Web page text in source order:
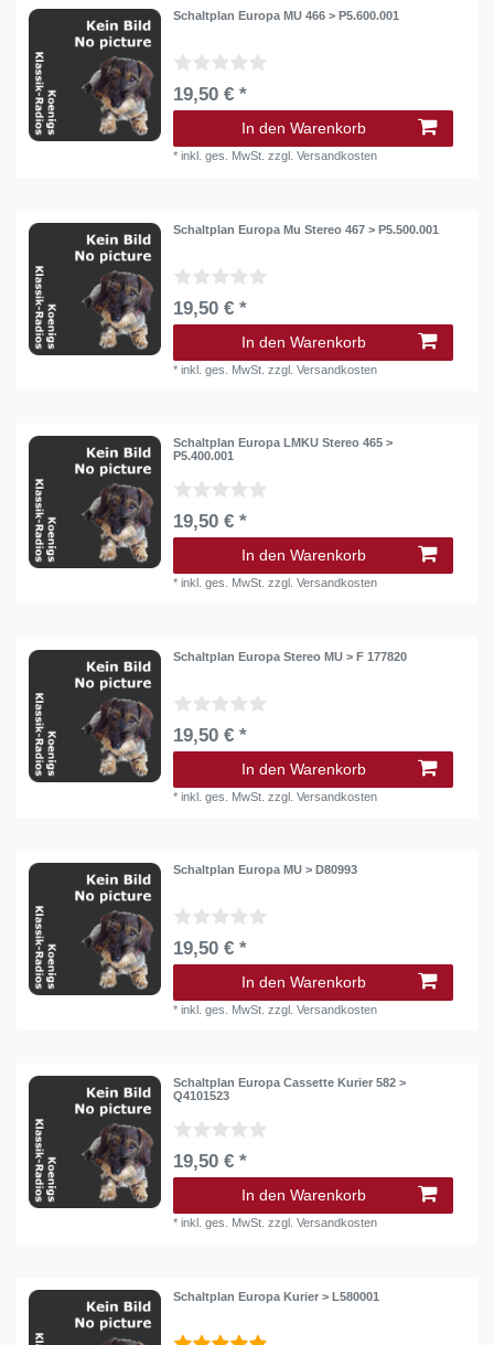
Schaltplan Europa MU 466 > P5.600.001
19,50 € *
In den Warenkorb
*inkl. ges. MwSt. zzgl.Versandkosten
Schaltplan Europa Mu Stereo 467 > P5.500.001
19,50 € *
In den Warenkorb
*inkl. ges. MwSt. zzgl.Versandkosten
Schaltplan Europa LMKU Stereo 465 >
P5.400.001
19,50 € *
In den Warenkorb
*inkl. ges. MwSt. zzgl.Versandkosten
Schaltplan Europa Stereo MU > F 177820
19,50 € *
In den Warenkorb
*inkl. ges. MwSt. zzgl.Versandkosten
Schaltplan Europa MU > D80993
19,50 € *
In den Warenkorb
*inkl. ges. MwSt. zzgl.Versandkosten
Schaltplan Europa Cassette Kurier 582 >
Q4101523
19,50 € *
In den Warenkorb
*inkl. ges. MwSt. zzgl.Versandkosten
Schaltplan Europa Kurier > L580001